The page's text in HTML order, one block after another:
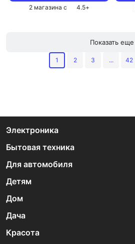
2 магазина с 4.5+
Показать еще
1 2 3 ... 42
Электроника
Бытовая техника
Для автомобиля
Детям
Дом
Дача
Красота